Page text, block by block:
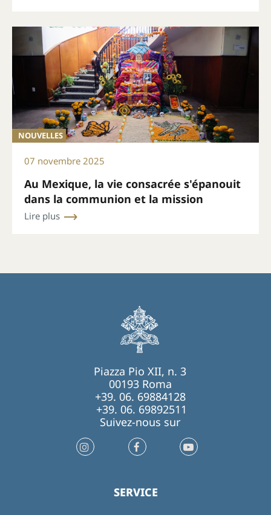
NOUVELLES
07 novembre 2025
Au Mexique, la vie consacrée s'épanouit
dans la communion et la mission
Lire plus
Piazza Pio XII, n. 3
00193 Roma
+39. 06. 69884128
+39. 06. 69892511
Suivez-nous sur
SERVICE